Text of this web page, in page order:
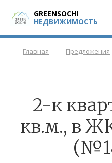
GREENSOCHI
НЕДВИЖИМОСТЬ
Главная - Предложения
2-к
кв.м., в